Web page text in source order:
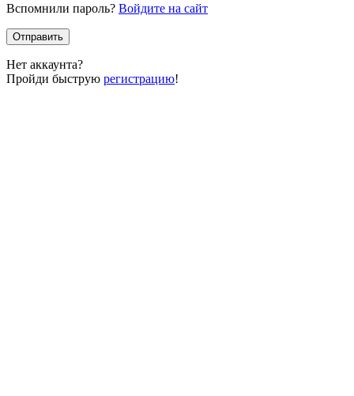
Вспомнили пароль? Войдите на сайт
Отправить
Нет аккаунта?
Пройди быструю регистрацию!